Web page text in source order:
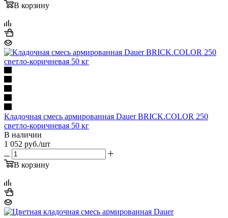
В корзину
Кладочная смесь армированная Dauer BRICK.COLOR 250
светло-коричневая 50 кг
В наличии
1 052 руб./шт
В корзину